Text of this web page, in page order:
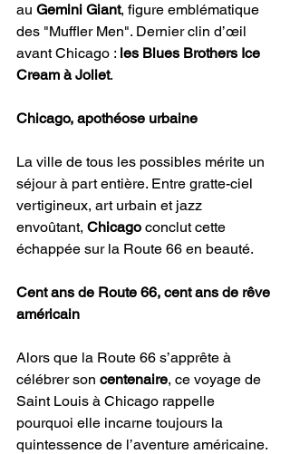
au Gemini Giant, figure emblématique
des "Muffler Men". Dernier clin d’œil
avant Chicago : les Blues Brothers Ice
Cream à Joliet.
Chicago, apothéose urbaine
La ville de tous les possibles mérite un
séjour à part entière. Entre gratte-ciel
vertigineux, art urbain et jazz
envoûtant, Chicago conclut cette
échappée sur la Route 66 en beauté.
Cent ans de Route 66, cent ans de rêve
américain
Alors que la Route 66 s’apprête à
célébrer son centenaire, ce voyage de
Saint Louis à Chicago rappelle
pourquoi elle incarne toujours la
quintessence de l’aventure américaine.